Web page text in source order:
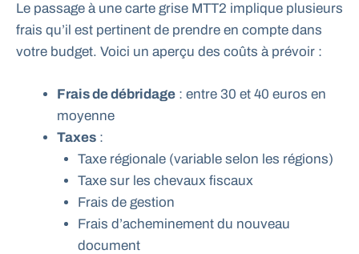
Le passage à une carte grise MTT2 implique plusieurs
frais qu’il est pertinent de prendre en compte dans
votre budget. Voici un aperçu des coûts à prévoir :
Frais de débridage : entre 30 et 40 euros en
moyenne
Taxes :
Taxe régionale (variable selon les régions)
Taxe sur les chevaux fiscaux
Frais de gestion
Frais d’acheminement du nouveau
document